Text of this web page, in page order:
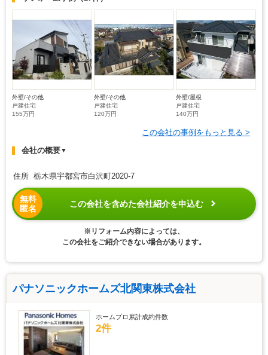
外壁/その他
戸建住宅
155万円
外壁/その他
戸建住宅
120万円
外壁/屋根
戸建住宅
140万円
この会社の事例をもっと見る >
会社の概要▼
住所 栃木県宇都宮市白沢町2020-7
無料
匿名
この会社を含めた会社紹介を申込む
※リフォーム内容によっては、
この会社をご紹介できない場合があります。
パナソニックホームズ北関東株式会社
ホームプロ累計成約件数
2件